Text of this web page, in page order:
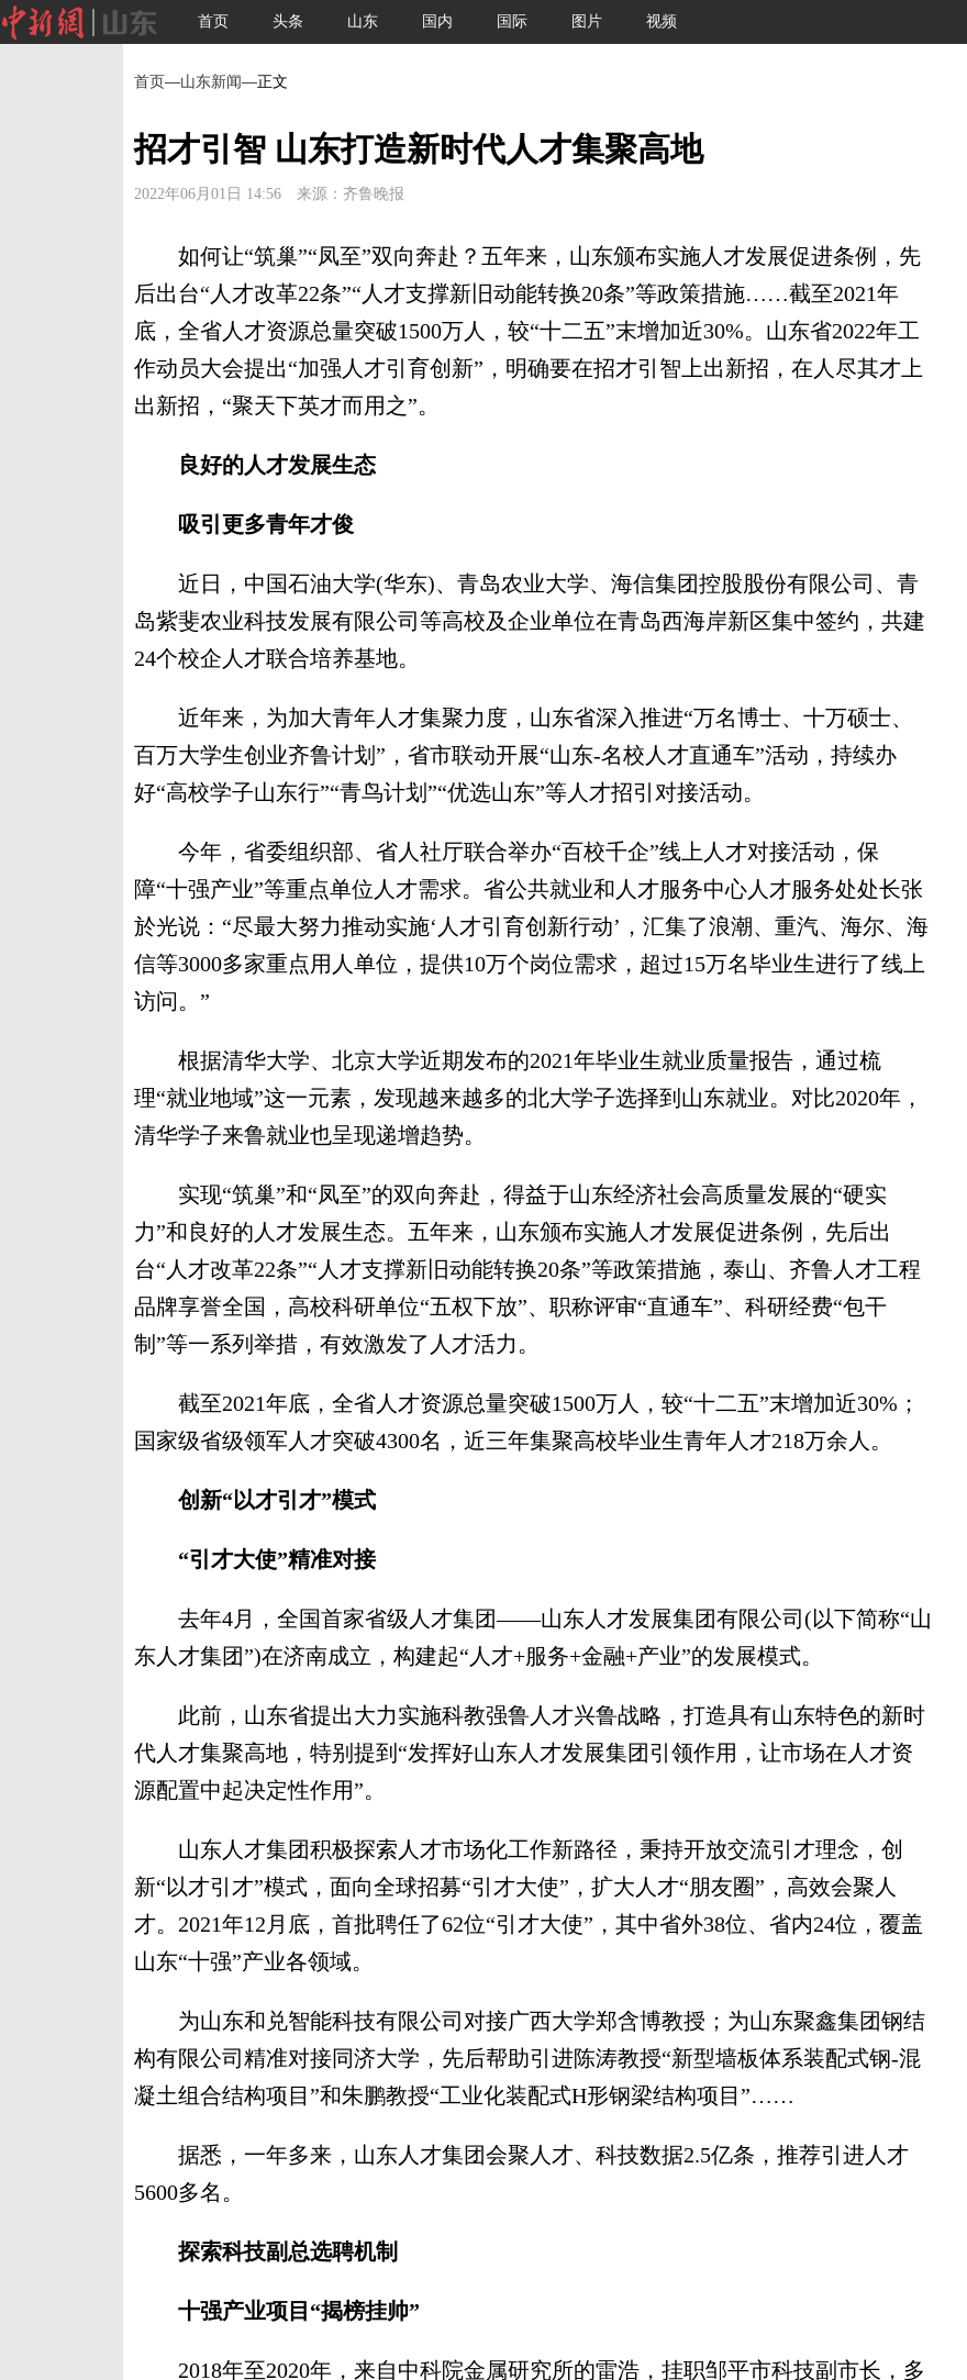
首页 头条 山东 国内 国际 图片 视频
首页—山东新闻—正文
招才引智 山东打造新时代人才集聚高地
2022年06月01日 14:56 来源：齐鲁晚报
如何让“筑巢”“凤至”双向奔赴？五年来，山东颁布实施人才发展促进条例，先
后出台“人才改革22条”“人才支撑新旧动能转换20条”等政策措施……截至2021年
底，全省人才资源总量突破1500万人，较“十二五”末增加近30%。山东省2022年工
作动员大会提出“加强人才引育创新”，明确要在招才引智上出新招，在人尽其才上
出新招，“聚天下英才而用之”。
良好的人才发展生态
吸引更多青年才俊
近日，中国石油大学(华东)、青岛农业大学、海信集团控股股份有限公司、青
岛紫斐农业科技发展有限公司等高校及企业单位在青岛西海岸新区集中签约，共建
24个校企人才联合培养基地。
近年来，为加大青年人才集聚力度，山东省深入推进“万名博士、十万硕士、
百万大学生创业齐鲁计划”，省市联动开展“山东-名校人才直通车”活动，持续办
好“高校学子山东行”“青鸟计划”“优选山东”等人才招引对接活动。
今年，省委组织部、省人社厅联合举办“百校千企”线上人才对接活动，保
障“十强产业”等重点单位人才需求。省公共就业和人才服务中心人才服务处处长张
於光说：“尽最大努力推动实施‘人才引育创新行动’，汇集了浪潮、重汽、海尔、海
信等3000多家重点用人单位，提供10万个岗位需求，超过15万名毕业生进行了线上
访问。”
根据清华大学、北京大学近期发布的2021年毕业生就业质量报告，通过梳
理“就业地域”这一元素，发现越来越多的北大学子选择到山东就业。对比2020年，
清华学子来鲁就业也呈现递增趋势。
实现“筑巢”和“凤至”的双向奔赴，得益于山东经济社会高质量发展的“硬实
力”和良好的人才发展生态。五年来，山东颁布实施人才发展促进条例，先后出
台“人才改革22条”“人才支撑新旧动能转换20条”等政策措施，泰山、齐鲁人才工程
品牌享誉全国，高校科研单位“五权下放”、职称评审“直通车”、科研经费“包干
制”等一系列举措，有效激发了人才活力。
截至2021年底，全省人才资源总量突破1500万人，较“十二五”末增加近30%；
国家级省级领军人才突破4300名，近三年集聚高校毕业生青年人才218万余人。
创新“以才引才”模式
“引才大使”精准对接
去年4月，全国首家省级人才集团——山东人才发展集团有限公司(以下简称“山
东人才集团”)在济南成立，构建起“人才+服务+金融+产业”的发展模式。
此前，山东省提出大力实施科教强鲁人才兴鲁战略，打造具有山东特色的新时
代人才集聚高地，特别提到“发挥好山东人才发展集团引领作用，让市场在人才资
源配置中起决定性作用”。
山东人才集团积极探索人才市场化工作新路径，秉持开放交流引才理念，创
新“以才引才”模式，面向全球招募“引才大使”，扩大人才“朋友圈”，高效会聚人
才。2021年12月底，首批聘任了62位“引才大使”，其中省外38位、省内24位，覆盖
山东“十强”产业各领域。
为山东和兑智能科技有限公司对接广西大学郑含博教授；为山东聚鑫集团钢结
构有限公司精准对接同济大学，先后帮助引进陈涛教授“新型墙板体系装配式钢-混
凝土组合结构项目”和朱鹏教授“工业化装配式H形钢梁结构项目”……
据悉，一年多来，山东人才集团会聚人才、科技数据2.5亿条，推荐引进人才
5600多名。
探索科技副总选聘机制
十强产业项目“揭榜挂帅”
2018年至2020年，来自中科院金属研究所的雷浩，挂职邹平市科技副市长，多